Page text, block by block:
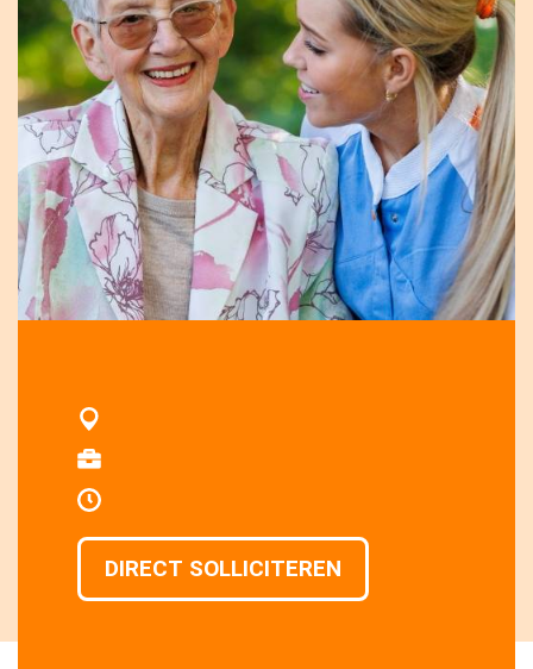
DIRECT SOLLICITEREN